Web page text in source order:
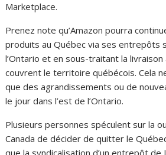
Marketplace.
Prenez note qu’Amazon pourra
produits au Québec via ses entrepôts
l’Ontario et en sous-traitant la
couvrent le territoire québécois. Cela
que des agrandissements ou de
le jour dans l’est de l’Ontario.
Plusieurs personnes spéculent sur la
Canada de décider de quitter le